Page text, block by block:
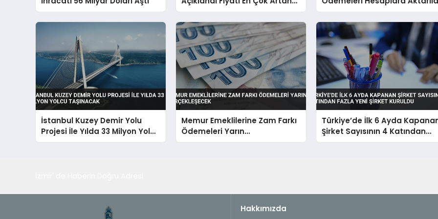
Azalan Ürünler Belli Oldu
İstanbul Kuzey Demir Yolu
Projesi İle Yılda 33 Milyon Yolcu
Taşınacak
Memur Emeklilerine Zam Farkı
Ödemeleri Yarın
Gerçekleşecek
Türkiye’de İlk 6 Ayda
Şirket Sayısının 4 Katından
Fazla Yeni Şirket Kuruldu
Hakkımızda